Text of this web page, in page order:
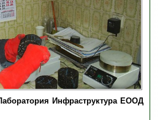
Инфраструктура ЕООД